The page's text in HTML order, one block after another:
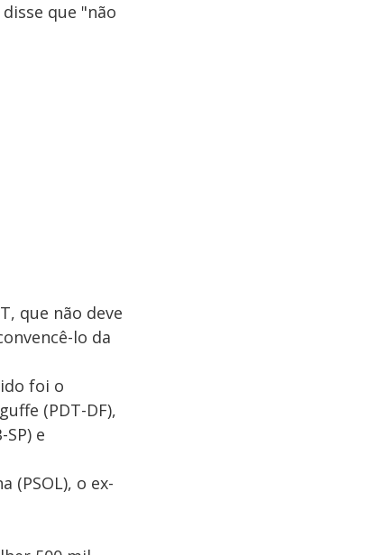
que "não
que não deve
lo da
foi o
(PDT-DF),
e
(PSOL), o ex-